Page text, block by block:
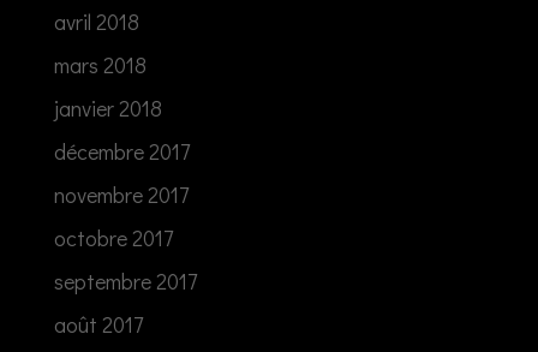
avril 2018
mars 2018
janvier 2018
décembre 2017
novembre 2017
octobre 2017
septembre 2017
août 2017